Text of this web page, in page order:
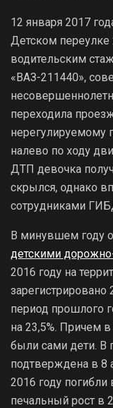
12 января 2017
Детском переулке
водительским
«ВАЗ-211440»,
переходила
нерегулируемому
налево по ходу
ДТП девочка
скрылся, однако
сотрудниками
В минувшем году
детскими
2016 году на
зарегистрировано
период прошлого
на 23,5%. Причем
были сами дети. В
подтверждена в 8
2016 году
печальный рост в